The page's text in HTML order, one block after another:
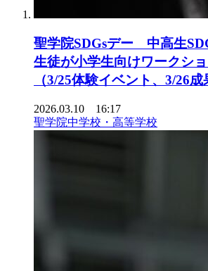
聖学院SDGsデー 中高生
生徒が小学生向けワークシ
（3/25体験イベント、3/26
2026.03.10 16:17
聖学院中学校・高等学校